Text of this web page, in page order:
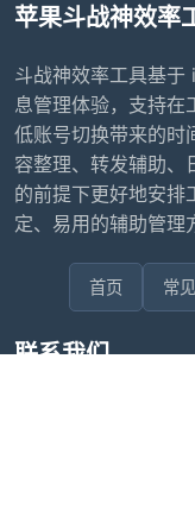
苹果斗战神效率
斗战神效率工具基于
息管理体验，支持在
低账号切换带来的时
容整理、转发辅助、
的前提下更好地安排
定、易用的辅助管理
首页 常
联系我们